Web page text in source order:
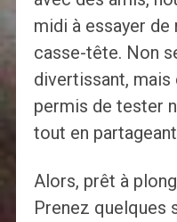
midi à essayer
casse-tête. Non
divertissant, mais
permis de tester
tout en
Alors, prêt à
Prenez quelques